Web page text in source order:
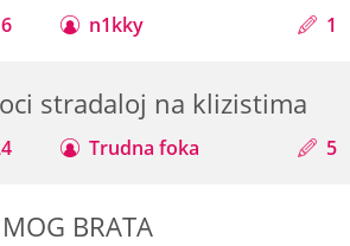
n1kky 1
stradaloj na klizistima
Trudna foka 5
BRATA